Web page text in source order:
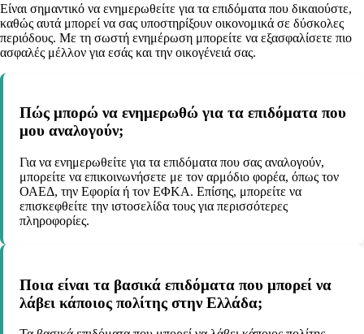
Είναι σημαντικό να ενημερωθείτε για τα επιδόματα που δικαιούστε,
καθώς αυτά μπορεί να σας υποστηρίξουν οικονομικά σε δύσκολες
περιόδους. Με τη σωστή ενημέρωση μπορείτε να εξασφαλίσετε πιο
ασφαλές μέλλον για εσάς και την οικογένειά σας.
Πώς μπορώ να ενημερωθώ για τα επιδόματα που
μου αναλογούν;
Για να ενημερωθείτε για τα επιδόματα που σας αναλογούν,
μπορείτε να επικοινωνήσετε με τον αρμόδιο φορέα, όπως τον
ΟΑΕΔ, την Εφορία ή τον ΕΦΚΑ. Επίσης, μπορείτε να
επισκεφθείτε την ιστοσελίδα τους για περισσότερες
πληροφορίες.
Ποια είναι τα βασικά επιδόματα που μπορεί να
λάβει κάποιος πολίτης στην Ελλάδα;